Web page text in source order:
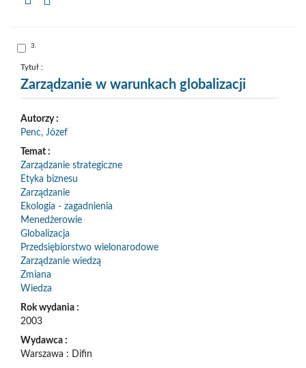
Skocz
nr
3
3.
Tytuł :
Zarządzanie w warunkach globalizacji
Autorzy :
Penc, Józef
Temat :
Zarządzanie strategiczne
Etyka biznesu
Zarządzanie
Ekologia - zagadnienia
Menedżerowie
Globalizacja
Przedsiębiorstwo wielonarodowe
Zarządzanie wiedzą
Zmiana
Wiedza
Rok wydania :
2003
Wydawca :
Warszawa : Difin